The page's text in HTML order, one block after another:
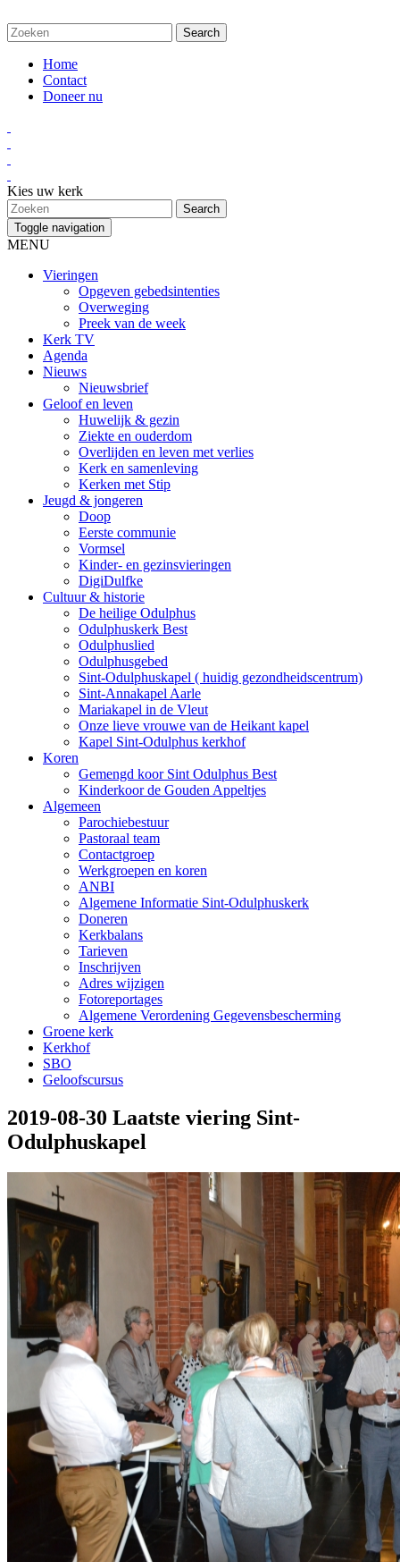
Home
Contact
Doneer nu
Kies uw kerk
Toggle navigation
MENU
Vieringen
Opgeven gebedsintenties
Overweging
Preek van de week
Kerk TV
Agenda
Nieuws
Nieuwsbrief
Geloof en leven
Huwelijk & gezin
Ziekte en ouderdom
Overlijden en leven met verlies
Kerk en samenleving
Kerken met Stip
Jeugd & jongeren
Doop
Eerste communie
Vormsel
Kinder- en gezinsvieringen
DigiDulfke
Cultuur & historie
De heilige Odulphus
Odulphuskerk Best
Odulphuslied
Odulphusgebed
Sint-Odulphuskapel ( huidig gezondheidscentrum)
Sint-Annakapel Aarle
Mariakapel in de Vleut
Onze lieve vrouwe van de Heikant kapel
Kapel Sint-Odulphus kerkhof
Koren
Gemengd koor Sint Odulphus Best
Kinderkoor de Gouden Appeltjes
Algemeen
Parochiebestuur
Pastoraal team
Contactgroep
Werkgroepen en koren
ANBI
Algemene Informatie Sint-Odulphuskerk
Doneren
Kerkbalans
Tarieven
Inschrijven
Adres wijzigen
Fotoreportages
Algemene Verordening Gegevensbescherming
Groene kerk
Kerkhof
SBO
Geloofscursus
2019-08-30 Laatste viering Sint-
Odulphuskapel